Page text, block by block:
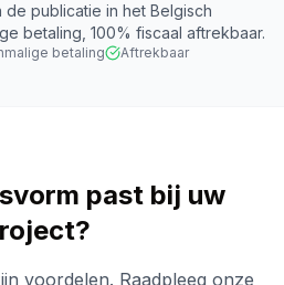
de publicatie in het Belgisch
betaling, 100% fiscaal aftrekbaar.
betaling Aftrekbaar
past bij uw
voordelen. Raadpleeg onze